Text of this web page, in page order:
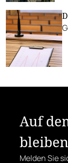
Auf
bleiben
Melden Sie